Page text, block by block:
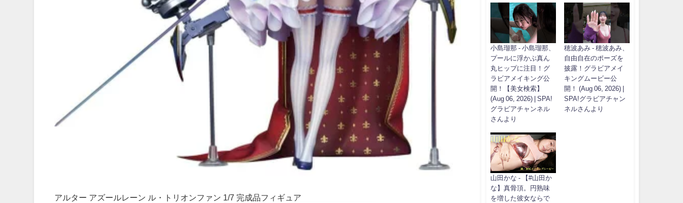
アルター アズールレーン ル・トリオンファン 1/7 完成品フィギュア
小島瑠那 - 小島瑠那、
プールに浮かぶ真ん
丸ヒップに注目！グ
ラビアメイキング公
開！【美女検索】
(Aug 06, 2026) | SPA!
グラビアチャンネル
さんより
穂波あみ - 穂波あみ、
自由自在のポーズを
披露！グラビアメイ
キングムービー公
開！ (Aug 06, 2026) |
SPA!グラビアチャン
ネルさんより
山田かな - 【#山田か
な】真骨頂。円熟味
を増した彼女ならで